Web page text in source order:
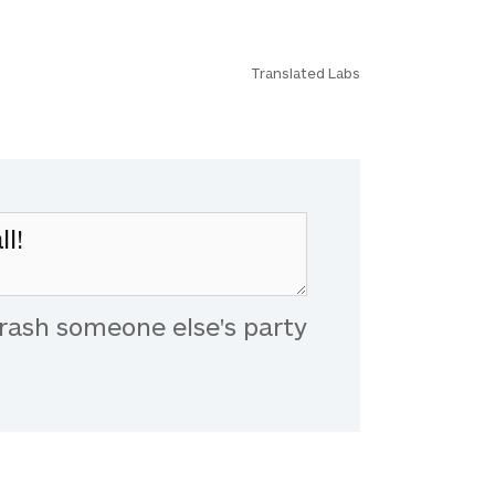
Translated Labs
someone else's party